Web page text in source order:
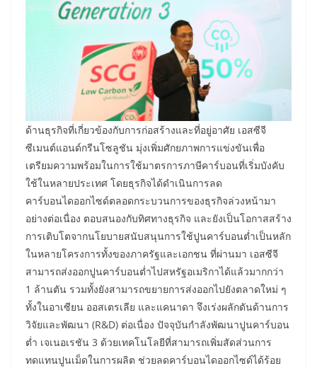
ด้านธุรกิจที่เกี่ยวข้องกับการก่อสร้างและที่อยู่อาศัย เอสซีจี
ซีเมนต์แอนด์กรีนโซลูชัน มุ่งเพิ่มศักยภาพการแข่งขันเพื่อ
เตรียมความพร้อมในการใช้มาตรการภาษีคาร์บอนที่เริ่มบังคับ
ใช้ในหลายประเทศ โดยธุรกิจได้ดำเนินการลด
คาร์บอนไดออกไซด์ตลอดกระบวนการของธุรกิจล่วงหน้ามา
อย่างต่อเนื่อง ตอบสนองกับทิศทางธุรกิจ และยังเป็นโอกาสสร้าง
การเติบโตจากนโยบายสนับสนุนการใช้ปูนคาร์บอนต่ำเป็นหลัก
ในหลายโครงการทั้งของภาครัฐและเอกชน ที่ผ่านมา เอสซีจี
สามารถส่งออกปูนคาร์บอนต่ำไปสหรัฐอเมริกาได้แล้วมากกว่า
1 ล้านตัน รวมทั้งยังสามารถขยายการส่งออกไปยังตลาดใหม่ ๆ
ทั้งในอาเซียน ออสเตรเลีย และแคนาดา จึงเร่งผลักดันด้านการ
วิจัยและพัฒนา (R&D) ต่อเนื่อง ปัจจุบันกำลังพัฒนาปูนคาร์บอน
ต่ำ เจเนอเรชัน 3 ด้วยเทคโนโลยีที่สามารถเพิ่มสัดส่วนการ
ทดแทนปูนเม็ดในการผลิต ช่วยลดคาร์บอนไดออกไซด์ได้ร้อย